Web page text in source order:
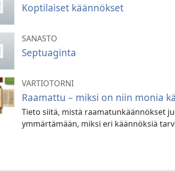
Koptilaiset käännökset
SANASTO
Septuaginta
VARTIOTORNI
Raamattu – miksi on niin monia
Tieto siitä, mistä raamatunkäännökset
ymmärtämään, miksi eri käännöksiä